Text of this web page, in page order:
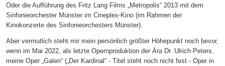
Oder die Aufführung des Fritz Lang Films „Metropolis“ 2013 mit dem
Sinfonieorchester Münster im Cineplex-Kino (im Rahmen der
Kinokonzerte des Sinfonieorchesters Münster).
Aber vermutlich steht mir mein persönlich größter Höhepunkt noch bevor,
wenn im Mai 2022, als letzte Opernproduktion der Ära Dr. Ulrich Peters,
meine Oper „Galen“ („Der Kardinal“ - Titel steht noch nicht fest - Oper in